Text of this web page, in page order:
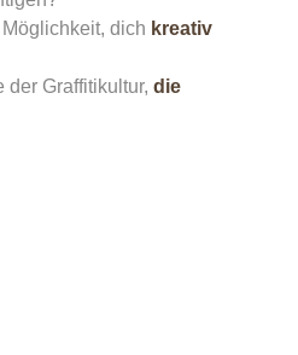
dich kreativ
der Graffitikultur, die